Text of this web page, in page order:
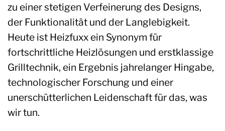
zu einer stetigen Verfeinerung des Designs,
der Funktionalität und der Langlebigkeit.
Heute ist Heizfuxx ein Synonym für
fortschrittliche Heizlösungen und erstklassige
Grilltechnik, ein Ergebnis jahrelanger Hingabe,
technologischer Forschung und einer
unerschütterlichen Leidenschaft für das, was
wir tun.